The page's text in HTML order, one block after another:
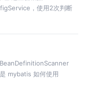
，使用2次判断
mybatis 如何使用